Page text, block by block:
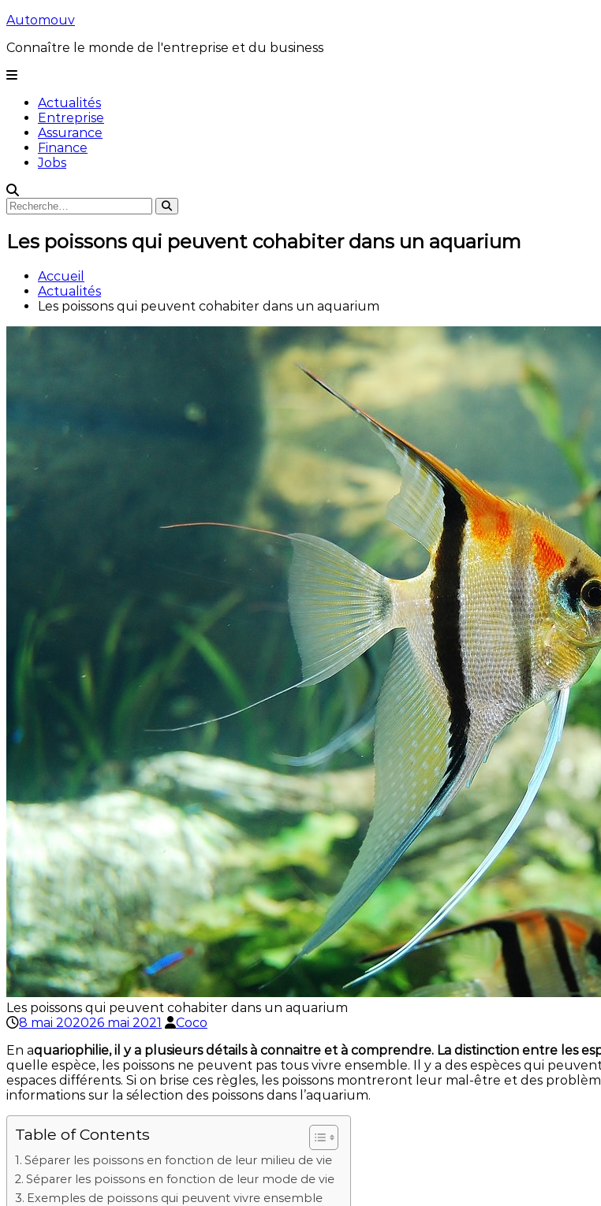
Aller
contenu
Automouv
Connaître le monde de l'entreprise et du business
Actualités
Entreprise
Assurance
Finance
Jobs
Rechercher
:
Rechercher
Les poissons qui peuvent cohabiter dans un aquarium
Accueil
Actualités
Les poissons qui peuvent cohabiter dans un aquarium
Les poissons qui peuvent cohabiter dans un aquarium
8 mai 202026 mai 2021
Coco
En aquariophilie, il y a plusieurs détails à connaitre et à comprendre. La distinction entre les
quelle espèce, les poissons ne peuvent pas tous vivre ensemble. Il y a des espèces qui
espaces différents. Si on brise ces règles, les poissons montreront leur mal-être et des
informations sur la sélection des poissons dans l’aquarium.
Table of Contents
Séparer les poissons en fonction de leur milieu de vie
Séparer les poissons en fonction de leur mode de vie
Exemples de poissons qui peuvent vivre ensemble